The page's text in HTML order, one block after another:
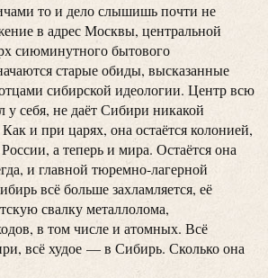
то и дело слышишь почти не
в адрес Москвы, центральной
сиюминутного бытового
старые обиды, высказанные
сибирской идеологии. Центр всю
у себя, не даёт Сибири никакой
и при царях, она остаётся колонией,
а теперь и мира. Остаётся она
и главной тюремно-лагерной
всё больше захламляется, её
свалку металлолома,
в том числе и атомных. Всё
всё худое — в Сибирь. Сколько она